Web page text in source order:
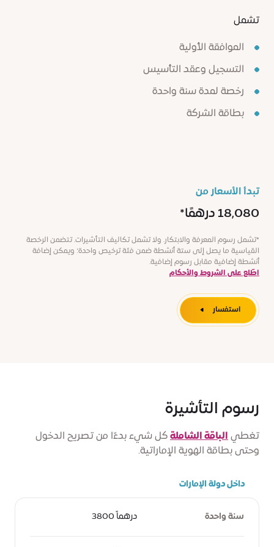
تشمل
الموافقة الأولية
التسجيل وعقد التأسيس
رخصة لمدة سنة واحدة
بطاقة الشركة
تبدأ الأسعار من
18,080 درهمًا*
*تشمل رسوم المعرفة والابتكار. ولا تشمل تكاليف التأشيرات. تتضمن الرخصة
القياسية ما يصل إلى ستة أنشطة ضمن فئة ترخيص واحدة؛ ويمكن إضافة
أنشطة إضافية مقابل رسوم إضافية.
اطّلع على الشروط والأحكام
استفسار
رسوم التأشيرة
تغطي الباقة الشاملة كل شيء بدءًا من تصريح الدخول
وحتى بطاقة الهوية الإماراتية.
داخل دولة الإمارات
سنة واحدة درهماً 3800